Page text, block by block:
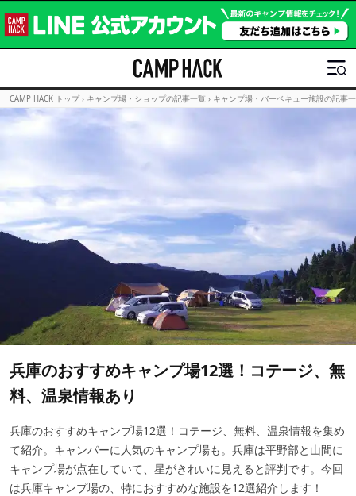
CAMP HACK トップ › キャンプ場・ショップの記事一覧 › キャンプ場・バーベキュー施設の記事
兵庫のおすすめキャンプ場12選！コテージ、無
料、温泉情報あり
兵庫のおすすめキャンプ場12選！コテージ、無料、温泉情報を集め
て紹介。キャンパーに人気のキャンプ場も。兵庫は平野部と山間に
キャンプ場が点在していて、星がきれいに見えると評判です。今回
は兵庫キャンプ場の、特におすすめな施設を12選紹介します！